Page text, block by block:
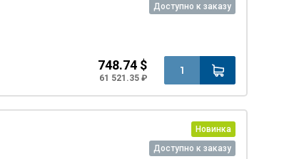
Доступно к заказу
748.74 $
61 521.35 ₽
Новинка
Доступно к заказу